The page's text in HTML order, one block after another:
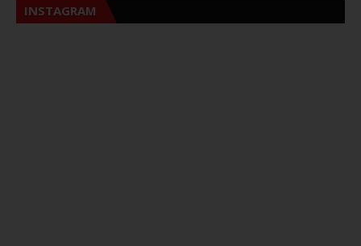
INSTAGRAM